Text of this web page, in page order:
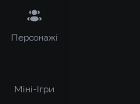
Персонажі
Міні-Ігри